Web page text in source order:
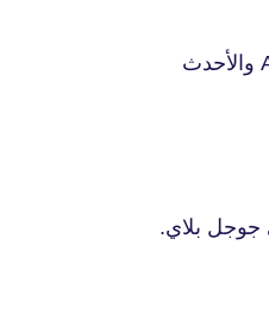
جوجل بلاي.